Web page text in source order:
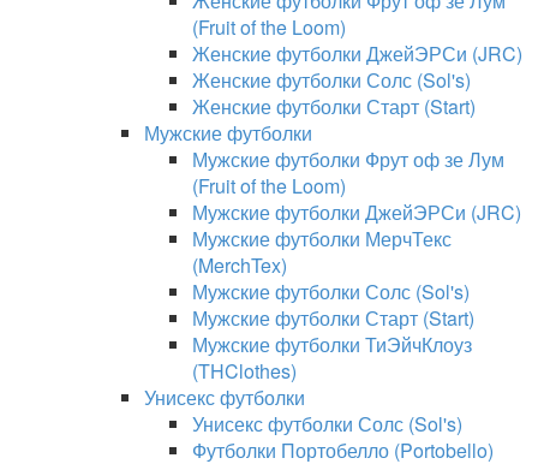
(Fruit of the Loom)
Женские футболки ДжейЭРСи (JRC)
Женские футболки Солс (Sol's)
Женские футболки Старт (Start)
Мужские футболки
Мужские футболки Фрут оф зе Лум
(Fruit of the Loom)
Мужские футболки ДжейЭРСи (JRC)
Мужские футболки МерчТекс
(MerchTex)
Мужские футболки Солс (Sol's)
Мужские футболки Старт (Start)
Мужские футболки ТиЭйчКлоуз
(THClothes)
Унисекс футболки
Унисекс футболки Солс (Sol's)
Футболки Портобелло (Portobello)